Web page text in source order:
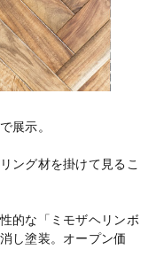
展示。
ング材を掛けて見るこ
的な「ミモザヘリンボ
し塗装。オープン価